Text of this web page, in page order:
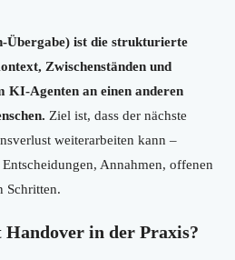
Übergabe) ist die strukturierte
Zwischenständen und
KI-Agenten an einen anderen
Ziel ist, dass der nächste
weiterarbeiten kann –
Annahmen, offenen
Schritten.
Handover in der Praxis?